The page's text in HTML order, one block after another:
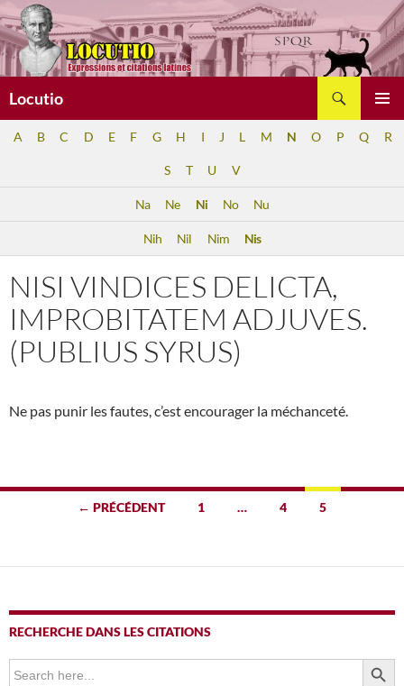
Aller
au
contenu
Locutio
A B C D E F G H I J L M N O P Q R
S T U V
Na Ne Ni No Nu
Nih Nil Nim Nis
NISI VINDICES DELICTA,
IMPROBITATEM ADJUVES.
(PUBLIUS SYRUS)
Ne pas punir les fautes, c’est encourager la méchanceté.
Navigation
articles
← PRÉCÉDENT 1 … 4 5
RECHERCHE DANS LES CITATIONS
Search
for:
SEARCH